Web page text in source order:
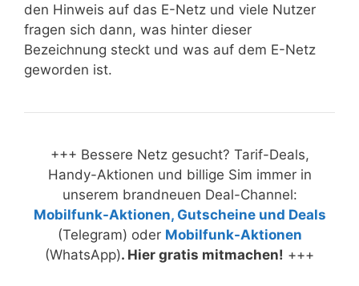
den Hinweis auf das E-Netz und viele Nutzer
fragen sich dann, was hinter dieser
Bezeichnung steckt und was auf dem E-Netz
geworden ist.
+++ Bessere Netz gesucht? Tarif-Deals,
Handy-Aktionen und billige Sim immer in
unserem brandneuen Deal-Channel:
Mobilfunk-Aktionen, Gutscheine und Deals
(Telegram) oder Mobilfunk-Aktionen
(WhatsApp). Hier gratis mitmachen! +++